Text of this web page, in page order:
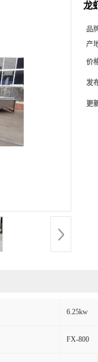
龙
品
产
价
发
更
6.25kw
FX-800